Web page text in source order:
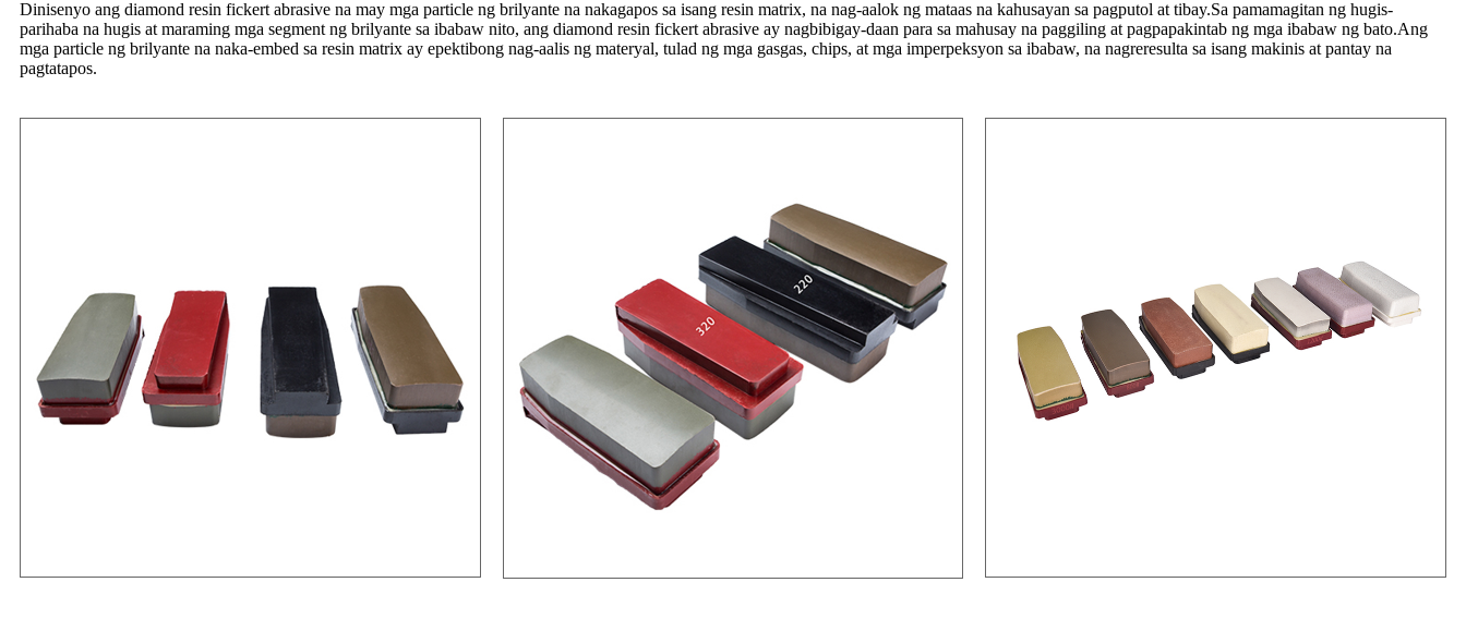
Dinisenyo ang diamond resin fickert abrasive na may mga particle ng brilyante na nakagapos sa isang resin matrix, na nag-aalok ng mataas na kahusayan sa pagputol at tibay.Sa pamamagitan ng hugis-
parihaba na hugis at maraming mga segment ng brilyante sa ibabaw nito, ang diamond resin fickert abrasive ay nagbibigay-daan para sa mahusay na paggiling at pagpapakintab ng mga ibabaw ng bato.Ang
mga particle ng brilyante na naka-embed sa resin matrix ay epektibong nag-aalis ng materyal, tulad ng mga gasgas, chips, at mga imperpeksyon sa ibabaw, na nagreresulta sa isang makinis at pantay na
pagtatapos.